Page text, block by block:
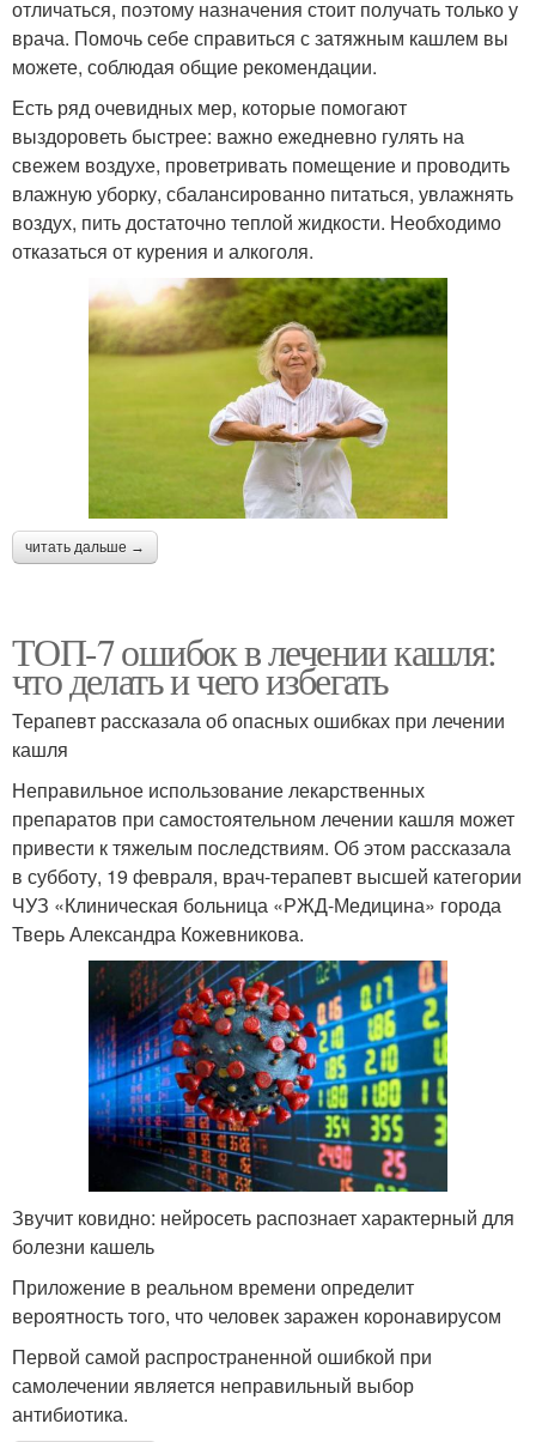
отличаться, поэтому назначения стоит получать только у
врача. Помочь себе справиться с затяжным кашлем вы
можете, соблюдая общие рекомендации.
Есть ряд очевидных мер, которые помогают
выздороветь быстрее: важно ежедневно гулять на
свежем воздухе, проветривать помещение и проводить
влажную уборку, сбалансированно питаться, увлажнять
воздух, пить достаточно теплой жидкости. Необходимо
отказаться от курения и алкоголя.
читать дальше →
ТОП-7 ошибок в лечении кашля:
что делать и чего избегать
Терапевт рассказала об опасных ошибках при лечении
кашля
Неправильное использование лекарственных
препаратов при самостоятельном лечении кашля может
привести к тяжелым последствиям. Об этом рассказала
в субботу, 19 февраля, врач-терапевт высшей категории
ЧУЗ «Клиническая больница «РЖД-Медицина» города
Тверь Александра Кожевникова.
Звучит ковидно: нейросеть распознает характерный для
болезни кашель
Приложение в реальном времени определит
вероятность того, что человек заражен коронавирусом
Первой самой распространенной ошибкой при
самолечении является неправильный выбор
антибиотика.